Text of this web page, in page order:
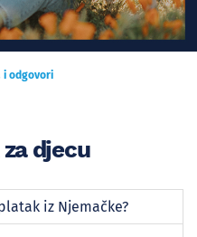
i odgovori
djecu
iz Njemačke?